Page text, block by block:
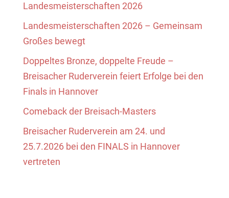
Landesmeisterschaften 2026
Landesmeisterschaften 2026 – Gemeinsam
Großes bewegt
Doppeltes Bronze, doppelte Freude –
Breisacher Ruderverein feiert Erfolge bei den
Finals in Hannover
Comeback der Breisach-Masters
Breisacher Ruderverein am 24. und
25.7.2026 bei den FINALS in Hannover
vertreten